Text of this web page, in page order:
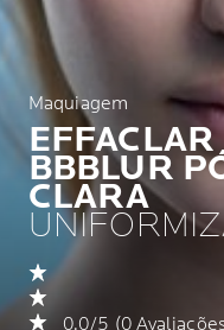
Maquiagem
EFFACLAR
BBBLUR
CLARA
0,0/5 (0